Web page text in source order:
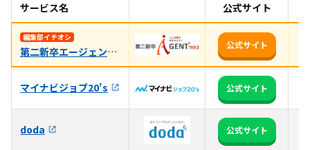
サービス名 公式サイト
編集部イチオシ
第二新卒エージェントneo
公式サイト
マイナビジョブ20's 公式サイト
doda 公式サイト